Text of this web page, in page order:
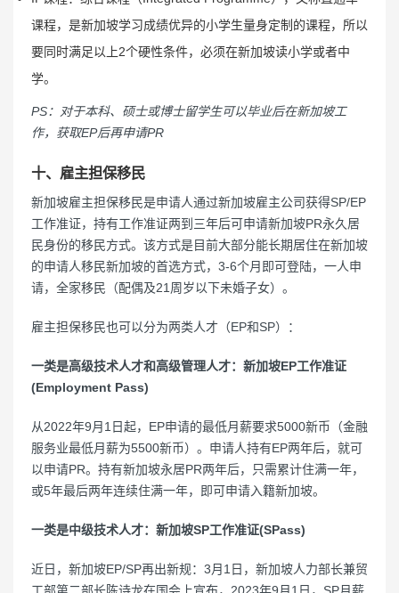
课程，是新加坡学习成绩优异的小学生量身定制的课程，所以
要同时满足以上2个硬性条件，必须在新加坡读小学或者中
学。
PS：对于本科、硕士或博士留学生可以毕业后在新加坡工
作，获取EP后再申请PR
十、雇主担保移民
新加坡雇主担保移民是申请人通过新加坡雇主公司获得SP/EP
工作准证，持有工作准证两到三年后可申请新加坡PR永久居
民身份的移民方式。该方式是目前大部分能长期居住在新加坡
的申请人移民新加坡的首选方式，3-6个月即可登陆，一人申
请，全家移民（配偶及21周岁以下未婚子女）。
雇主担保移民也可以分为两类人才（EP和SP）：
一类是高级技术人才和高级管理人才：新加坡EP工作准证
(Employment Pass)
从2022年9月1日起，EP申请的最低月薪要求5000新币（金融
服务业最低月薪为5500新币）。申请人持有EP两年后，就可
以申请PR。持有新加坡永居PR两年后，只需累计住满一年，
或5年最后两年连续住满一年，即可申请入籍新加坡。
一类是中级技术人才：新加坡SP工作准证(SPass)
近日，新加坡EP/SP再出新规：3月1日，新加坡人力部长兼贸